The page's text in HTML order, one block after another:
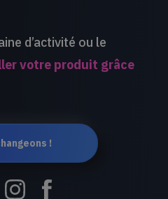
d’activité ou le
votre produit grâce
!